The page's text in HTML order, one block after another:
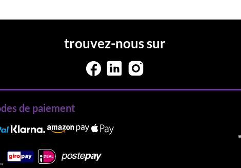
trouvez-nous sur
de paiement